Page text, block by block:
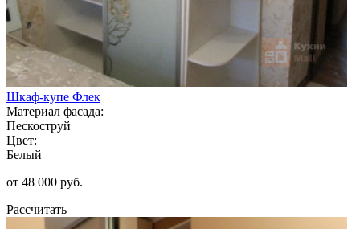
Шкаф-купе Флек
Материал фасада:
Пескоструй
Цвет:
Белый
от 48 000 руб.
Рассчитать